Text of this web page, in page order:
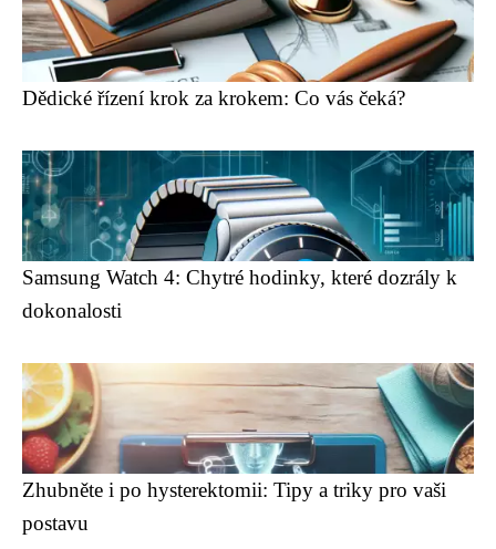
Dědické řízení krok za krokem: Co vás čeká?
Samsung Watch 4: Chytré hodinky, které dozrály k
dokonalosti
Zhubněte i po hysterektomii: Tipy a triky pro vaši
postavu